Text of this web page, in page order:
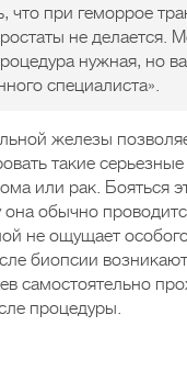
что при геморрое
не делается.
нужная, но
специалиста».
железы
такие
или рак. Бояться
она обычно
не ощущает
биопсии
самостоятельно
процедуры.